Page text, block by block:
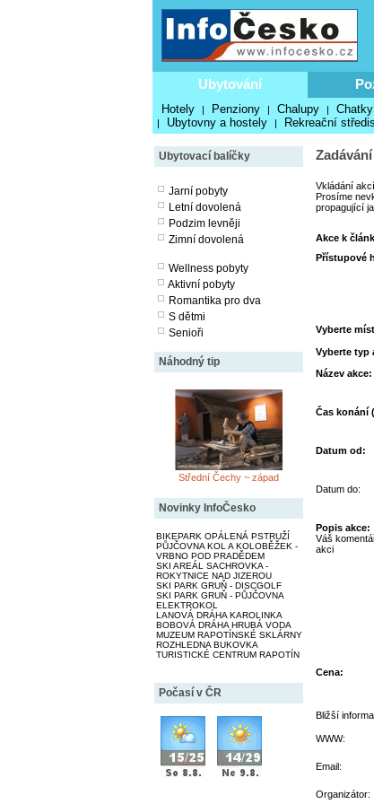
Ubytování
Hotely | Penziony | Chalupy |
| Ubytovny a hostely | Rekreační
Ubytovací balíčky
Jarní pobyty
Letní dovolená
Podzim levněji
Zimní dovolená
Wellness pobyty
Aktivní pobyty
Romantika pro dva
S dětmi
Senioři
Náhodný tip
Střední Čechy ~ západ
Novinky InfoČesko
BIKEPARK OPÁLENÁ PSTRUŽÍ
PŮJČOVNA KOL A KOLOBĚŽEK -
VRBNO POD PRADĚDEM
SKI AREÁL SACHROVKA -
ROKYTNICE NAD JIZEROU
SKI PARK GRUŇ - DISCGOLF
SKI PARK GRUŇ - PŮJČOVNA
ELEKTROKOL
LANOVÁ DRÁHA KAROLINKA
BOBOVÁ DRÁHA HRUBÁ VODA
MUZEUM RAPOTÍNSKÉ SKLÁRNY
ROZHLEDNA BUKOVKA
TURISTICKÉ CENTRUM RAPOTÍN
Počasí v ČR
Vkládání
Prosíme
propagující
Akce k
Přístupové
Vyberte
Vyberte typ
Název akce:
Čas konání
Datum od:
Datum do:
Popis akce:
Váš
akci
Cena:
Bližší
WWW:
Email:
Organizátor: